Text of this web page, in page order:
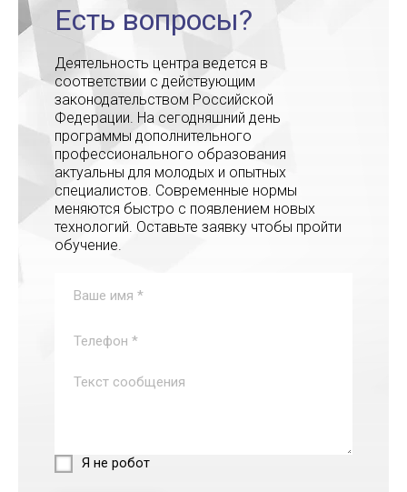
Есть вопросы?
Деятельность центра ведется в
соответствии с действующим
законодательством Российской
Федерации. На сегодняшний день
программы дополнительного
профессионального образования
актуальны для молодых и опытных
специалистов. Современные нормы
меняются быстро с появлением новых
технологий. Оставьте заявку чтобы пройти
обучение.
Я не робот